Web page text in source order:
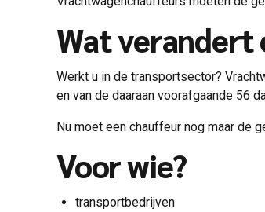
Wat verandert
Werkt u in de transportsector?
en van de daaraan voorafgaande 56
Nu moet een chauffeur nog maar de
Voor wie?
transportbedrijven